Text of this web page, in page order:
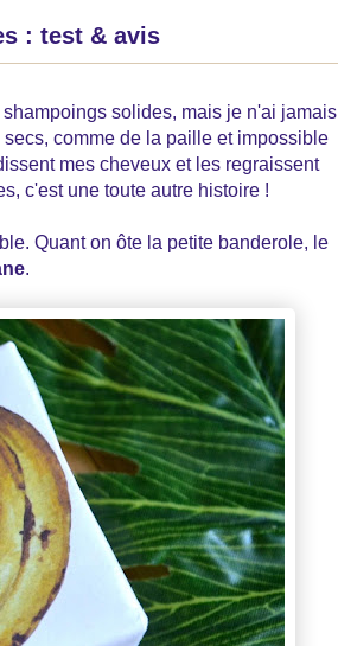
: test & avis
solides, mais je n'ai jamais
comme de la paille et impossible
mes cheveux et les regraissent
c'est une toute autre histoire !
Quant on ôte la petite banderole, le
.